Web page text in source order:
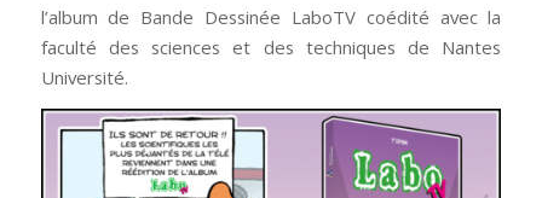
l’album de Bande Dessinée LaboTV coédité avec la
faculté des sciences et des techniques de Nantes
Université.